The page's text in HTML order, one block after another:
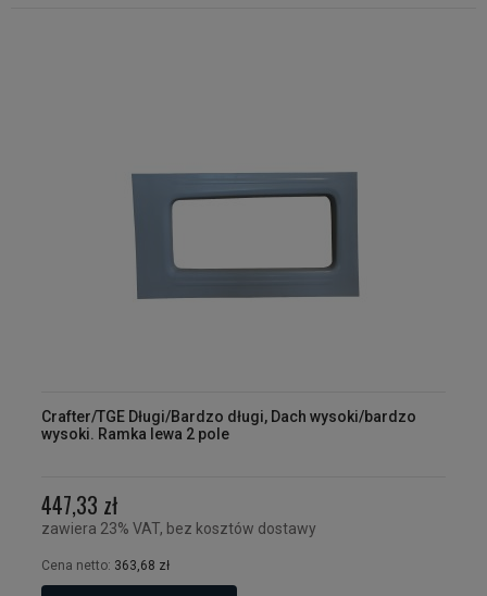
Crafter/TGE Długi/Bardzo długi, Dach wysoki/bardzo
wysoki. Ramka lewa 2 pole
447,33 zł
zawiera 23% VAT, bez kosztów dostawy
Cena netto: 363,68 zł